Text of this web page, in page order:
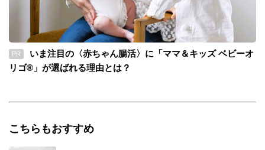
PR
いま注目の〈赤ちゃん腸活〉に「ママ＆キッズ ベビーオ
リゴ®」が選ばれる理由とは？
こちらもおすすめ